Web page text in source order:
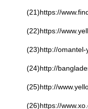
(21)https://
(22)https://
(23)http://omantel-
(24)http://
(25)http://
(26)https://